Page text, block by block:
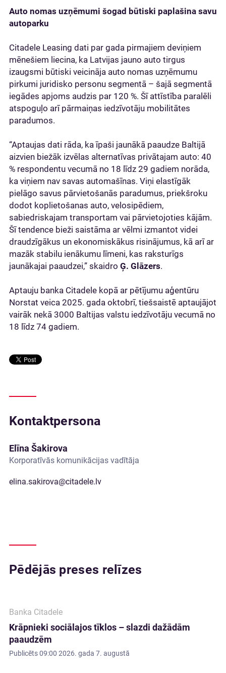
Auto nomas uzņēmumi šogad būtiski paplašina savu
autoparku
Citadele Leasing dati par gada pirmajiem deviņiem
mēnešiem liecina, ka Latvijas jauno auto tirgus
izaugsmi būtiski veicināja auto nomas uzņēmumu
pirkumi juridisko personu segmentā – šajā segmentā
iegādes apjoms audzis par 120 %. Šī attīstība paralēli
atspoguļo arī pārmaiņas iedzīvotāju mobilitātes
paradumos.
“Aptaujas dati rāda, ka īpaši jaunākā paaudze Baltijā
aizvien biežāk izvēlas alternatīvas privātajam auto: 40
% respondentu vecumā no 18 līdz 29 gadiem norāda,
ka viņiem nav savas automašīnas. Viņi elastīgāk
pielāgo savus pārvietošanās paradumus, priekšroku
dodot koplietošanas auto, velosipēdiem,
sabiedriskajam transportam vai pārvietojoties kājām.
Šī tendence bieži saistāma ar vēlmi izmantot videi
draudzīgākus un ekonomiskākus risinājumus, kā arī ar
mazāk stabilu ienākumu līmeni, kas raksturīgs
jaunākajai paaudzei,” skaidro Ģ. Glāzers.
Aptauju banka Citadele kopā ar pētījumu aģentūru
Norstat veica 2025. gada oktobrī, tiešsaistē aptaujājot
vairāk nekā 3000 Baltijas valstu iedzīvotāju vecumā no
18 līdz 74 gadiem.
Kontaktpersona
Elīna Šakirova
Korporatīvās komunikācijas vadītāja
elina.sakirova@citadele.lv
Pēdējās preses relīzes
Banka Citadele
Krāpnieki sociālajos tīklos – slazdi dažādām
paaudzēm
Publicēts09:00 2026. gada 7. augustā